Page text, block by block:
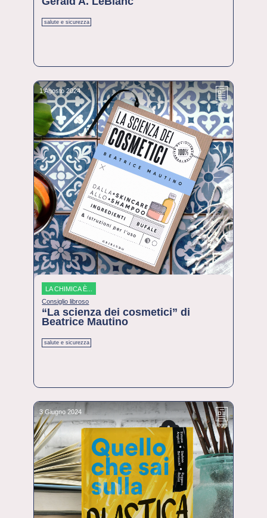
salute e sicurezza
1 Agosto 2024
leggi
LA CHIMICA È...
Consiglio libroso
“La scienza dei cosmetici” di
Beatrice Mautino
salute e sicurezza
3 Giugno 2024
leggi